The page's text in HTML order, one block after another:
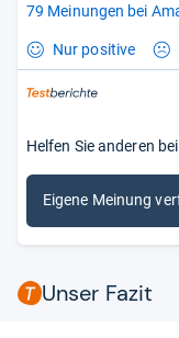
79 Meinungen bei
Nur positive
Helfen Sie anderen
Eigene Meinung
Unser Fazit